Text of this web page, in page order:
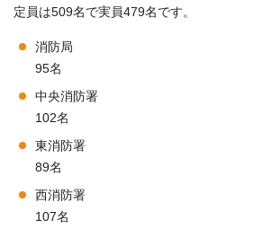
定員は509名で実員479名です。
消防局
95名
中央消防署
102名
東消防署
89名
西消防署
107名